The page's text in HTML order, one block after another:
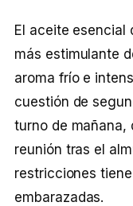
El aceite esencial
más estimulante
aroma frío e
cuestión de
turno de mañana,
reunión tras el
restricciones
embarazadas.